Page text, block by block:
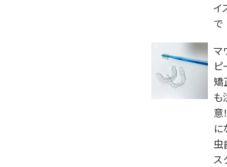
イ
で
マ
ピ
矯
も
意
に
虫
ス